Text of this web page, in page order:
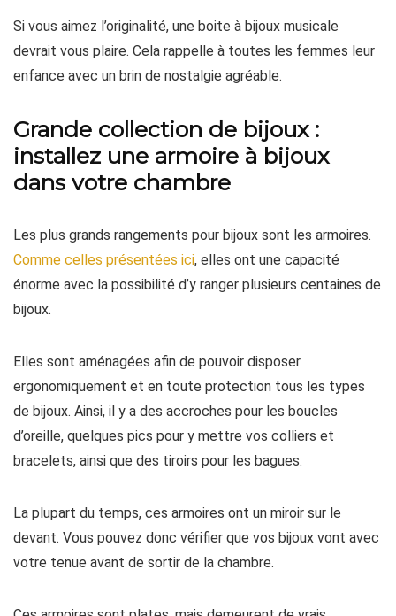
Si vous aimez l’originalité, une boite à bijoux musicale
devrait vous plaire. Cela rappelle à toutes les femmes leur
enfance avec un brin de nostalgie agréable.
Grande collection de bijoux :
installez une armoire à bijoux
dans votre chambre
Les plus grands rangements pour bijoux sont les armoires.
Comme celles présentées ici, elles ont une capacité
énorme avec la possibilité d’y ranger plusieurs centaines de
bijoux.
Elles sont aménagées afin de pouvoir disposer
ergonomiquement et en toute protection tous les types
de bijoux. Ainsi, il y a des accroches pour les boucles
d’oreille, quelques pics pour y mettre vos colliers et
bracelets, ainsi que des tiroirs pour les bagues.
La plupart du temps, ces armoires ont un miroir sur le
devant. Vous pouvez donc vérifier que vos bijoux vont avec
votre tenue avant de sortir de la chambre.